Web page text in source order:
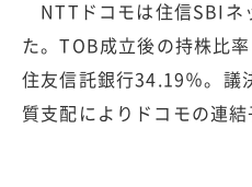
NTTドコモは住信SBIネ
た。TOB成立後の持株比
住友信託銀行34.19％。議
質支配によりドコモの連結